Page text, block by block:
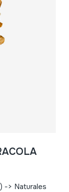
-> Naturales